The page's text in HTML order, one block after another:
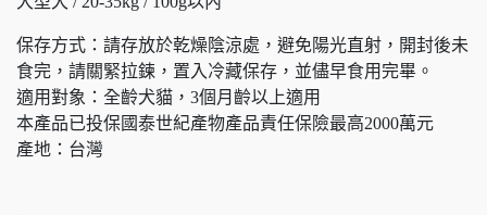
保存方式：請存放於乾燥陰涼處，避免陽光直射，開封後未
食完，請關緊拉鍊，置入冷藏保存，並儘早食用完畢。
適用對象：全齡犬貓，3個月齡以上適用
本產品已投保國泰世紀產物產品責任保險最高2000萬元
產地：台灣